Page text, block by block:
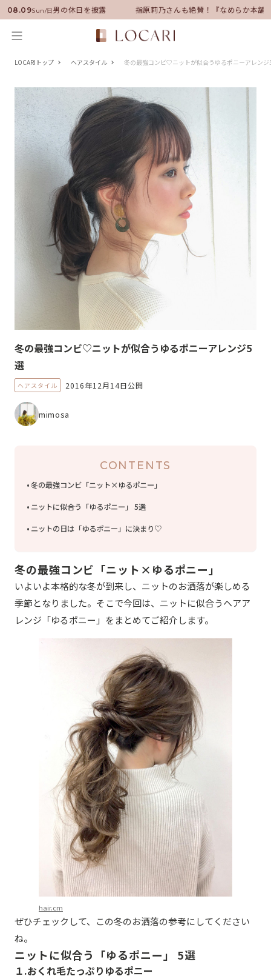
08.09Sun/日
就任！いい男の休日を披露 指原莉乃さんも絶賛！『なめらか本舗』
LOCARIトップ ヘアスタイル 冬の最強コンビ♡ニットが似合うゆるポニーアレンジ
冬の最強コンビ♡ニットが似合うゆるポニーアレンジ5
選
ヘアスタイル 2016年12月14日公開
mimosa
CONTENTS
冬の最強コンビ「ニット×ゆるポニー」
ニットに似合う「ゆるポニー」 5選
ニットの日は「ゆるポニー」に決まり♡
冬の最強コンビ「ニット×ゆるポニー」
いよいよ本格的な冬が到来し、ニットのお洒落が楽しめる
季節となりました。そこで今回は、ニットに似合うヘアア
レンジ「ゆるポニー」をまとめてご紹介します。
hair.cm
ぜひチェックして、この冬のお洒落の参考にしてください
ね。
ニットに似合う「ゆるポニー」 5選
１.おくれ毛たっぷりゆるポニー